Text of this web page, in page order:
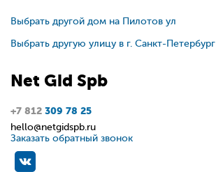
Выбрать другой дом на Пилотов ул
Выбрать другую улицу в г. Санкт-Петербург
Net Gid Spb
+7 812 309 78 25
hello@netgidspb.ru
Заказать обратный звонок